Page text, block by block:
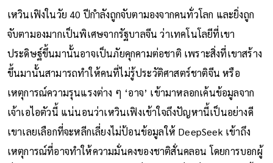
เหวินเฟิงในวัย 40 ปีกำลังถูกจับตามองจากคนทั่วโลก และยิ่งถูก
จับตามองมากเป็นพิเศษจากรัฐบาลจีน ว่าเทคโนโลยีที่เขา
ประดิษฐ์ขึ้นมานั้นอาจเป็นภัยคุกคามต่อชาติ เพราะสิ่งที่เขาสร้าง
ขึ้นมานั้นสามารถทำให้คนที่ไม่รู้ประวัติศาสตร์ชาติจีน หรือ
เหตุการณ์ความรุนแรงต่าง ๆ ‘อาจ’ เข้ามาหลอกเค้นข้อมูลจาก
เจ้าเอไอตัวนี้ แน่นอนว่าเหวินเฟิงเข้าใจถึงปัญหานี้เป็นอย่างดี
เขาเลยเลือกที่จะหลีกเลี่ยงไม่ป้อนข้อมูลให้ DeepSeek เข้าถึง
เหตุการณ์ที่อาจทำให้ความมั่นคงของชาติสั่นคลอน โดยการบอกผู้